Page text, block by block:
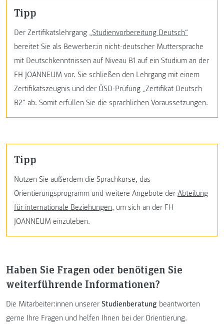
Tipp
Der Zertifikatslehrgang „Studienvorbereitung Deutsch“
bereitet Sie als Bewerber:in nicht-deutscher Muttersprache
mit Deutschkenntnissen auf Niveau B1 auf ein Studium an der
FH JOANNEUM vor. Sie schließen den Lehrgang mit einem
Zertifikatszeugnis und der ÖSD-Prüfung „Zertifikat Deutsch
B2“ ab. Somit erfüllen Sie die sprachlichen Voraussetzungen.
Tipp
Nutzen Sie außerdem die Sprachkurse, das
Orientierungsprogramm und weitere Angebote der Abteilung
für internationale Beziehungen, um sich an der FH
JOANNEUM einzuleben.
Haben Sie Fragen oder benötigen Sie
weiterführende Informationen?
Die Mitarbeiter:innen unserer Studienberatung beantworten
gerne Ihre Fragen und helfen Ihnen bei der Orientierung.